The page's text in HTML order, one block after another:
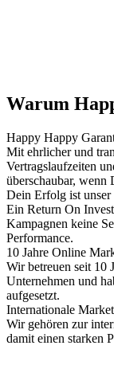
Warum
Happy Happy
Mit ehrlicher und
Vertragslaufzeiten
überschaubar, wenn
Dein Erfolg ist unser
Ein Return On
Kampagnen keine
Performance.
10 Jahre Online
Wir betreuen seit 10
Unternehmen und
aufgesetzt.
Internationale
Wir gehören zur
damit einen starken